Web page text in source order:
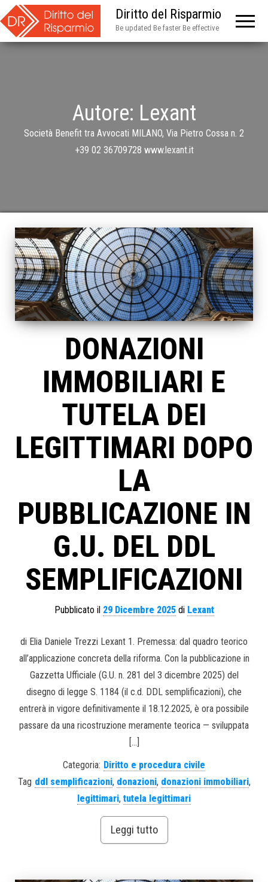
Diritto del Risparmio
Be updated Be faster Be effective
Autore: Lexant
Società Benefit tra Avvocati MILANO, Via Pietro Cossa n. 2
+39 02 36709728 www.lexant.it
DONAZIONI
IMMOBILIARI E
TUTELA DEI
LEGITTIMARI DOPO
LA
PUBBLICAZIONE IN
G.U. DEL DDL
SEMPLIFICAZIONI
Pubblicato il 29 Dicembre 2025di Lexant
di Elia Daniele Trezzi Lexant 1. Premessa: dal quadro teorico
all’applicazione concreta della riforma. Con la pubblicazione in
Gazzetta Ufficiale (G.U. n. 281 del 3 dicembre 2025) del
disegno di legge S. 1184 (il c.d. DDL semplificazioni), che
entrerà in vigore definitivamente il 18.12.2025, è ora possibile
passare da una ricostruzione meramente teorica — sviluppata
[…]
Categoria: Diritto e procedura civile
Tag ddl semplificazioni, donazioni, donazioni immobiliari,
legittimari, tutela legittimari
Leggi tutto